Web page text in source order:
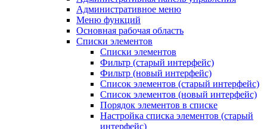
Административное меню
Меню функций
Основная рабочая область
Списки элементов
Списки элементов
Фильтр (старый интерфейс)
Фильтр (новый интерфейс)
Список элементов (старый интерфейс)
Список элементов (новый интерфейс)
Порядок элементов в списке
Настройка списка элементов (старый
интерфейс)